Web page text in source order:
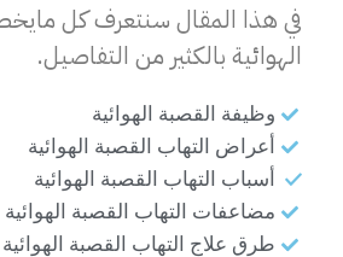
في هذا المقال سنتعرف كل
الهوائية بالكثير من التفاصيل.
وظيفة القصبة الهوائية
أعراض التهاب القصبة الهوائية
أسباب التهاب القصبة الهوائية
مضاعفات التهاب القصبة الهوائية
طرق علاج التهاب القصبة الهوائية